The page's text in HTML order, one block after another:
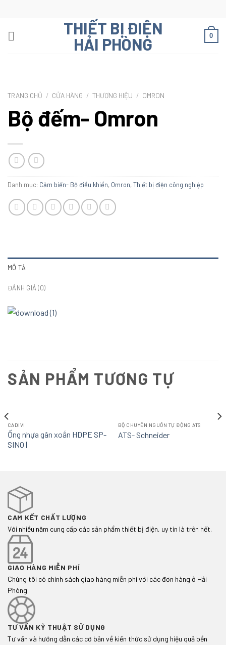
content
THIẾT BỊ ĐIỆN
HẢI PHÒNG
0
TRANG CHỦ / CỬA HÀNG / THƯƠNG HIỆU / OMRON
Bộ đếm- Omron
Danh mục: Cảm biến- Bộ điều khiển, Omron, Thiết bị điện công nghiệp
MÔ TẢ
ĐÁNH GIÁ (0)
SẢN PHẨM TƯƠNG TỰ
CADIVI
Ống nhựa gân xoắn HDPE SP-
SINO |
BỘ CHUYỂN NGUỒN TỰ ĐỘNG ATS
ATS- Schneider
CAM KẾT CHẤT LƯỢNG
Với nhiều năm cung cấp các sản phẩm thiết bị điện, uy tín là trên hết.
GIAO HÀNG MIỄN PHÍ
Chúng tôi có chính sách giao hàng miễn phí với các đơn hàng ở Hải
Phòng.
TƯ VẤN KỸ THUẬT SỬ DỤNG
Tư vấn và hướng dẫn các cơ bản về kiến thức sử dụng hiệu quả bền